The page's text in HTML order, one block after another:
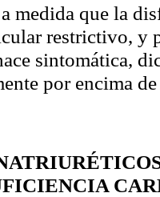
medida que la
restrictivo, y
sintomática,
por encima